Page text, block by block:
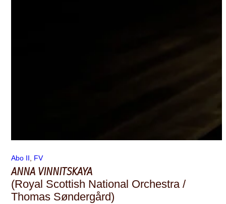
Abo II, FV
ANNA VINNITSKAYA
(Royal Scottish National Orchestra /
Thomas Søndergård)